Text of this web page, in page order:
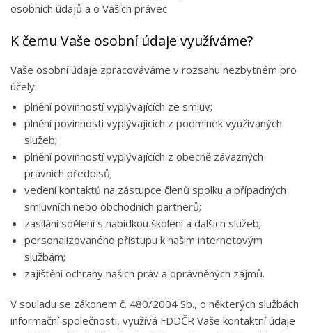
osobních údajů a o Vašich právec
K čemu Vaše osobní údaje využíváme?
Vaše osobní údaje zpracováváme v rozsahu nezbytném pro
účely:
plnění povinností vyplývajících ze smluv;
plnění povinností vyplývajících z podmínek využívaných
služeb;
plnění povinností vyplývajících z obecně závazných
právních předpisů;
vedení kontaktů na zástupce členů spolku a případných
smluvních nebo obchodních partnerů;
zasílání sdělení s nabídkou školení a dalších služeb;
personalizovaného přístupu k našim internetovým
službám;
zajištění ochrany našich práv a oprávněných zájmů.
V souladu se zákonem č. 480/2004 Sb., o některých službách
informační společnosti, využívá FDDČR Vaše kontaktní údaje